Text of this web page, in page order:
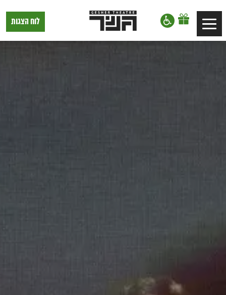
דלג לסרגל הניווט
דלג לתוכן
Toggle
navigation
תיאטרון
גשר,
לוח הצגות